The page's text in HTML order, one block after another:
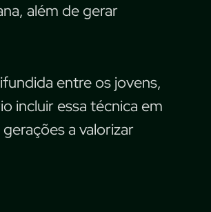
além de gerar
entre os jovens,
incluir essa técnica em
a valorizar